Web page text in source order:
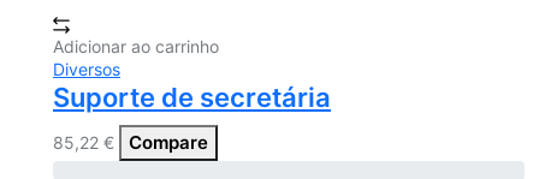
Adicionar ao carrinho
Diversos
Suporte de secretária
85,22 € Compare